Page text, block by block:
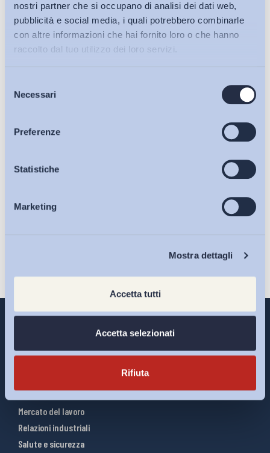
nostri partner che si occupano di analisi dei dati web,
pubblicità e social media, i quali potrebbero combinarle
con altre informazioni che hai fornito loro o che hanno
raccolto dal tuo utilizzo dei loro servizi.
delNecessari
Preferenze
Statistiche
Marketing
Mostra dettagli
Accetta tutti
Accetta selezionati
Rifiuta
Bollettini ADAPT
Articoli
Osservatori
Eventi
Ho letto e Accetto il trattamento dei dati personali descritti
Riforme del lavoro
Mercato del lavoro
Relazioni industriali
Salute e sicurezza